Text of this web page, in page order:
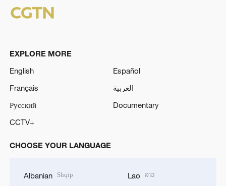
EXPLORE MORE
English
Español
Français
العربية
Русский
Documentary
CCTV+
CHOOSE YOUR LANGUAGE
Albanian Shqip Lao ລາວ